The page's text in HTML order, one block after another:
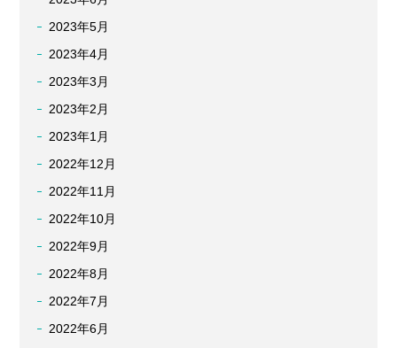
2023年5月
2023年4月
2023年3月
2023年2月
2023年1月
2022年12月
2022年11月
2022年10月
2022年9月
2022年8月
2022年7月
2022年6月